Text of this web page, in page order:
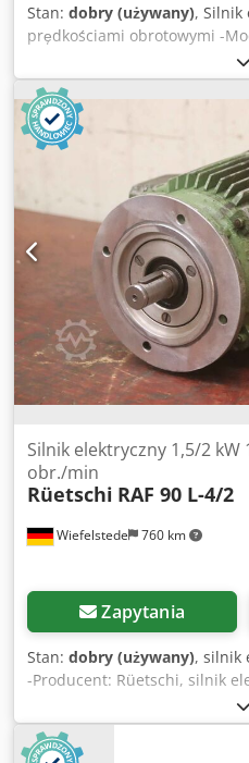
Stan: dobry (używany), Silnik
prędkościami obrotowymi -
obrotowa: 965/1455 obr. -
zmiana biegunów -Klasa
dostępne 3x Crjdpfecnf Hnjx
Wymiary: 480/320/H260 mm -
Wiefelstede 760 km
Silnik elektryczny 1,5/2 kW
obr./min
Rüetschi RAF 90 L-4/2
Zapytania
Stan: dobry (używany), silnik
-Producent: Rüetschi, silnik
Crodpfsvzx Uqsx Ab Hsf -Moc:
1400/2800 obr./min -Wał: Ø
Wymiary: 325/215/H180 mm -